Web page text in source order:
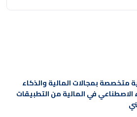
متخصصة بمجالات المالية والذكاء
الاصطناعي في المالية من التطبيقات